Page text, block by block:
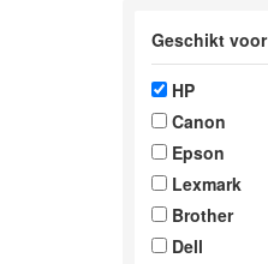
Geschikt voor
HP
Canon
Epson
Lexmark
Brother
Dell